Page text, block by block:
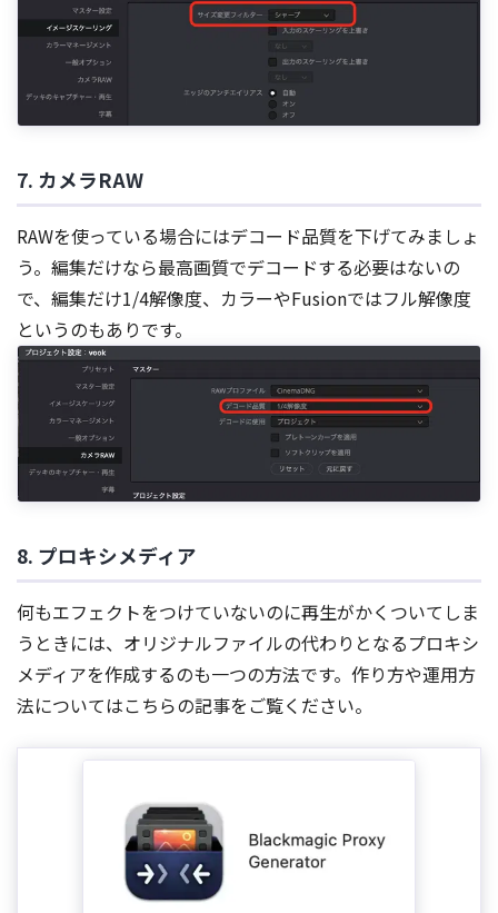
7. カメラRAW
RAWを使っている場合にはデコード品質を下げてみましょ
う。編集だけなら最高画質でデコードする必要はないの
で、編集だけ1/4解像度、カラーやFusionではフル解像度
というのもありです。
8. プロキシメディア
何もエフェクトをつけていないのに再生がかくついてしま
うときには、オリジナルファイルの代わりとなるプロキシ
メディアを作成するのも一つの方法です。作り方や運用方
法についてはこちらの記事をご覧ください。